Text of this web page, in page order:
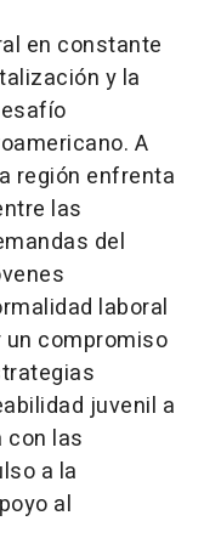
en constante
y la
A
región enfrenta
las
del
laboral
un compromiso
juvenil a
con las
a la
al